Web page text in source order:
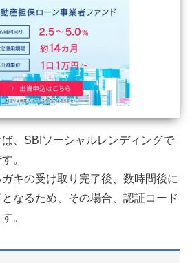
、SBIソーシャルレンディングで
。
キの受け取り完了後、数時間後に
なるため、その場合、認証コード
。